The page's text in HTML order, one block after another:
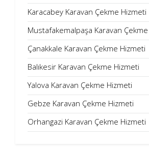
Karacabey Karavan Çekme Hizmeti
Mustafakemalpaşa Karavan
Çanakkale Karavan Çekme Hizmeti
Balıkesir Karavan Çekme Hizmeti
Yalova Karavan Çekme Hizmeti
Gebze Karavan Çekme Hizmeti
Orhangazi Karavan Çekme Hizmeti